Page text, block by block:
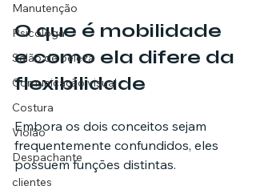
Manutenção
Psicóloga
Salão de beleza
Comunicação visual
Costura
Violão
Despachante
clientes
O que é mobilidade
e como ela difere da
flexibilidade
Embora os dois conceitos sejam
frequentemente confundidos, eles
possuem funções distintas.